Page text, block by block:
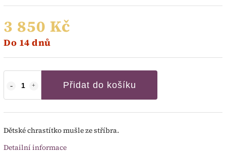
3 850 Kč
Do 14 dnů
Přidat do košíku
Dětské chrastítko mušle ze stříbra.
Detailní informace